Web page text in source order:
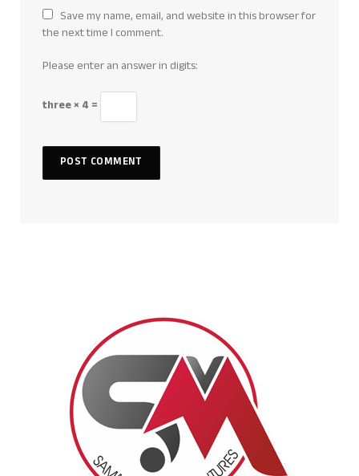
Save my name, email, and website in this browser for
the next time I comment.
Please enter an answer in digits:
three × 4 =